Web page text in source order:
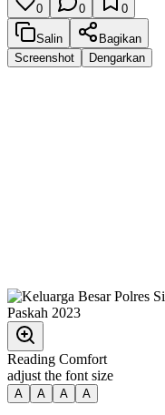
0 0 0
Salin
Bagikan
Screenshot
Dengarkan
Reading Comfort
adjust the font size
A A A A